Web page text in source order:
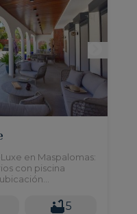
en Maspalomas:
con piscina
5